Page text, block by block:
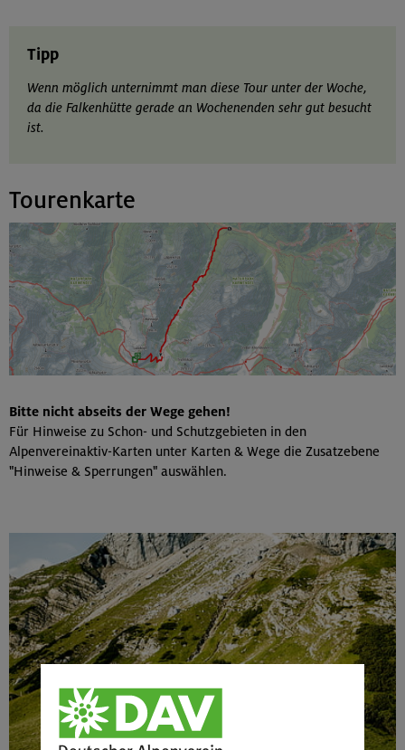
Tipp
Wenn möglich unternimmt man diese Tour unter der Woche,
da die Falkenhütte gerade an Wochenenden sehr gut besucht
ist.
Tourenkarte
Bitte nicht abseits der Wege gehen!
Für Hinweise zu Schon- und Schutzgebieten in den
Alpenvereinaktiv-Karten unter Karten & Wege die Zusatzebene
"Hinweise & Sperrungen" auswählen.